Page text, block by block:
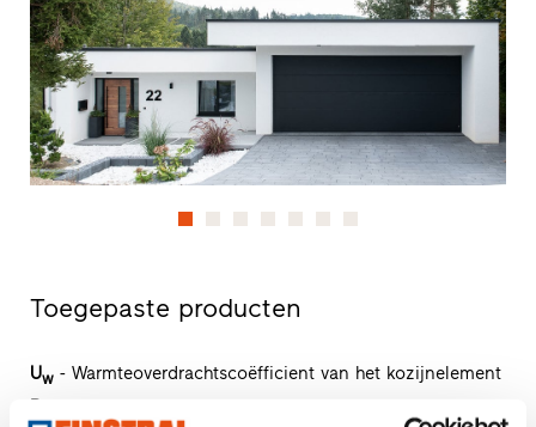
Toegepaste producten
Uw- Warmteoverdrachtscoëfficient van het kozijnelement
R